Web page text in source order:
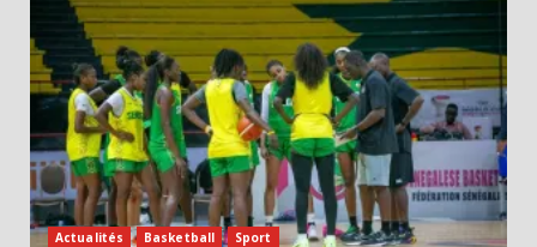
Actualités Basketball Sport